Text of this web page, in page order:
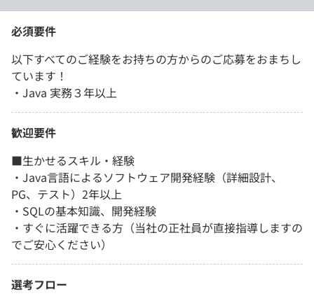
必須要件
以下すべてのご経験をお持ちの方からのご応募をおまちし
ています！
・Java 実務３年以上
歓迎要件
■生かせるスキル・経験
・Java言語によるソフトウェア開発経験（詳細設計、
PG、テスト）2年以上
・SQLの基本知識、開発経験
・すぐに活躍できる方（当社の正社員が直接指導しますの
でご安心ください）
選考フロー